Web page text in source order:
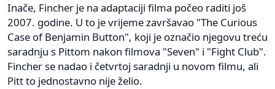
Inače, Fincher je na adaptaciji filma počeo raditi još
2007. godine. U to je vrijeme završavao "The Curious
Case of Benjamin Button", koji je označio njegovu treću
saradnju s Pittom nakon filmova "Seven" i "Fight Club".
Fincher se nadao i četvrtoj saradnji u novom filmu, ali
Pitt to jednostavno nije želio.